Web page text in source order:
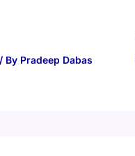
By Pradeep Dabas